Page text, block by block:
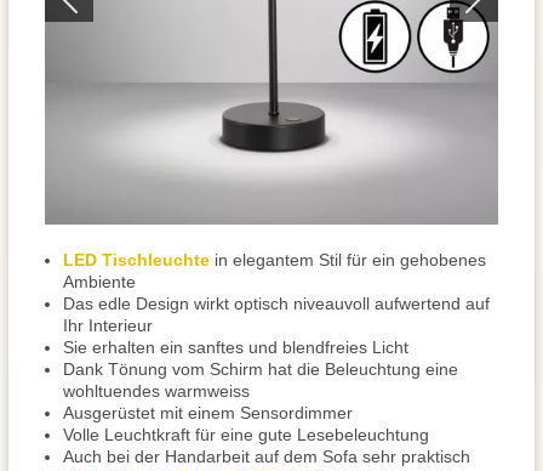
LED Tischleuchte in elegantem Stil für ein gehobenes
Ambiente
Das edle Design wirkt optisch niveauvoll aufwertend auf
Ihr Interieur
Sie erhalten ein sanftes und blendfreies Licht
Dank Tönung vom Schirm hat die Beleuchtung eine
wohltuendes warmweiss
Ausgerüstet mit einem Sensordimmer
Volle Leuchtkraft für eine gute Lesebeleuchtung
Auch bei der Handarbeit auf dem Sofa sehr praktisch